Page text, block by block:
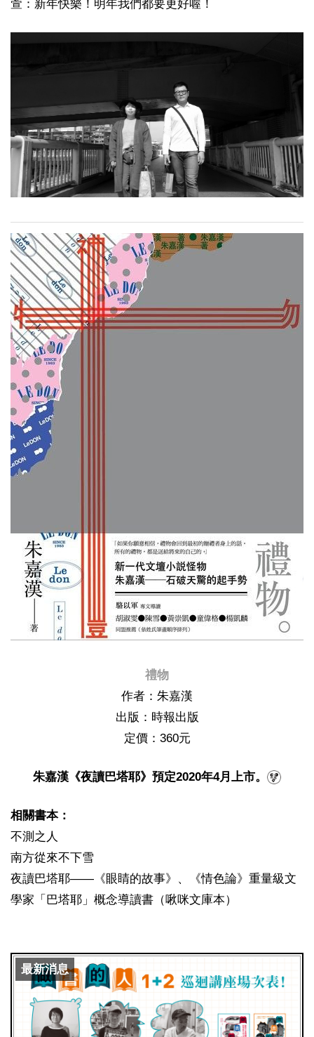
萱：新年快樂！明年我們都要更好喔！
禮物
作者：朱嘉漢
出版：時報出版
定價：360元
朱嘉漢《夜讀巴塔耶》預定2020年4月上市。
相關書本：
不測之人
南方從來不下雪
夜讀巴塔耶——《眼睛的故事》、《情色論》重量級文
學家「巴塔耶」概念導讀書（啾咪文庫本）
最新消息